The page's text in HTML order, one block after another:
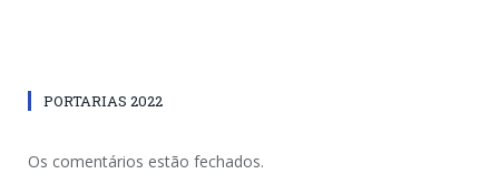
PORTARIAS 2022
Os comentários estão fechados.